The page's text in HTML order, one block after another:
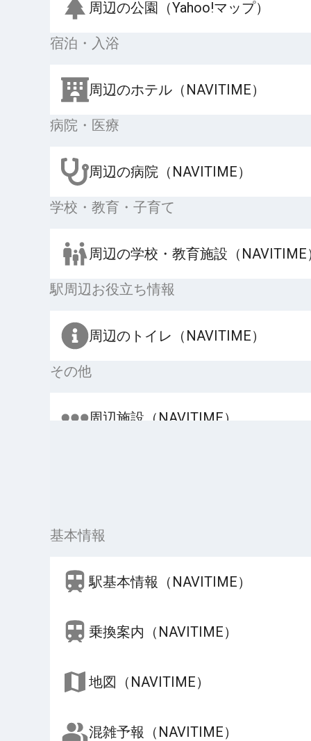
周辺の公園（Yahoo!マップ）
宿泊・入浴
周辺のホテル（NAVITIME）
病院・医療
周辺の病院（NAVITIME）
学校・教育・子育て
周辺の学校・教育施設（NAVITIME
駅周辺お役立ち情報
周辺のトイレ（NAVITIME）
その他
周辺施設（NAVITIME）
基本情報
駅基本情報（NAVITIME）
乗換案内（NAVITIME）
地図（NAVITIME）
混雑予報（NAVITIME）